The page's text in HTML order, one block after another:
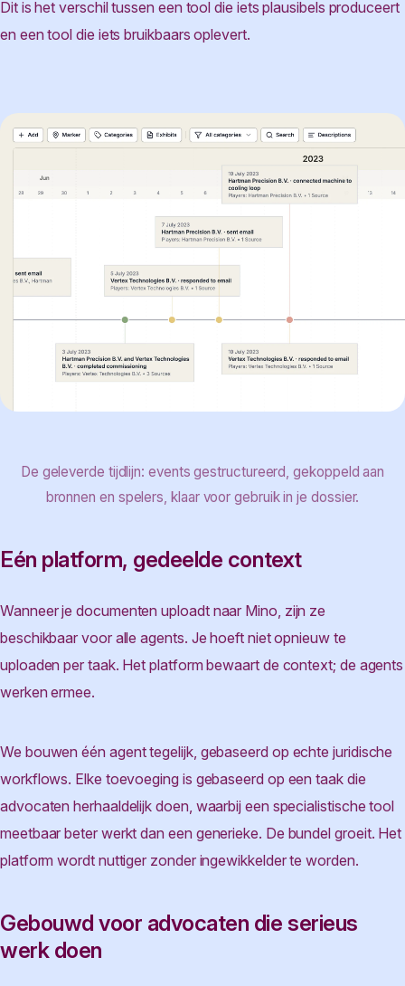
Dit is het verschil tussen een tool die iets plausibels produceert
en een tool die iets bruikbaars oplevert.
De geleverde tijdlijn: events gestructureerd, gekoppeld aan
bronnen en spelers, klaar voor gebruik in je dossier.
Eén platform, gedeelde context
Wanneer je documenten uploadt naar Mino, zijn ze
beschikbaar voor alle agents. Je hoeft niet opnieuw te
uploaden per taak. Het platform bewaart de context; de agents
werken ermee.
We bouwen één agent tegelijk, gebaseerd op echte juridische
workflows. Elke toevoeging is gebaseerd op een taak die
advocaten herhaaldelijk doen, waarbij een specialistische tool
meetbaar beter werkt dan een generieke. De bundel groeit. Het
platform wordt nuttiger zonder ingewikkelder te worden.
Gebouwd voor advocaten die serieus
werk doen